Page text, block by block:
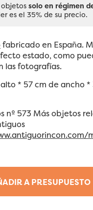
A PRESUPUESTO
objetossolo en régimen
es el 35% de su precio.
fabricado en España.
estado, como
las fotografías.
* 57 cm de ancho *
nº 573 Más objetos